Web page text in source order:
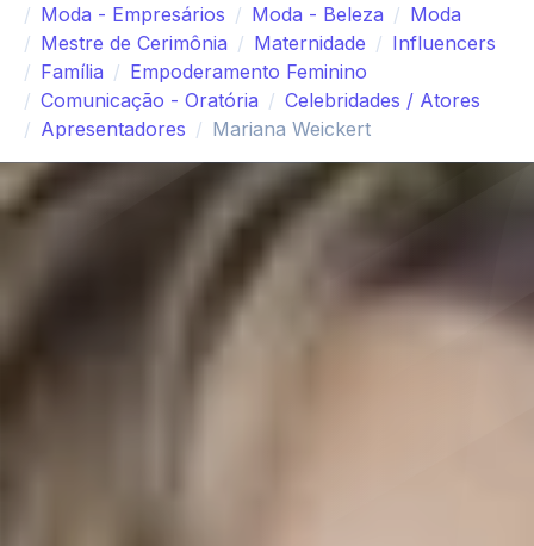
Moda - Empresários
Moda - Beleza
Moda
Mestre de Cerimônia
Maternidade
Influencers
Família
Empoderamento Feminino
Comunicação - Oratória
Celebridades / Atores
Apresentadores
Mariana Weickert